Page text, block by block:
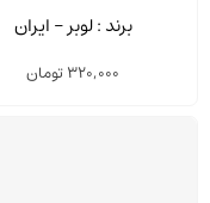
برند : لوبر - ایران
320,000تومان